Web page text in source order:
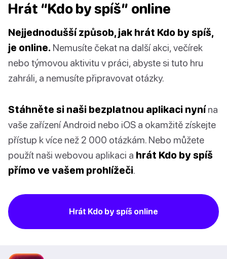
Hrát “Kdo by spíš” online
Nejjednodušší způsob, jak hrát Kdo by spíš,
je online. Nemusíte čekat na další akci, večírek
nebo týmovou aktivitu v práci, abyste si tuto hru
zahráli, a nemusíte připravovat otázky.
Stáhněte si naši bezplatnou aplikaci nynína
vaše zařízení Android nebo iOS a okamžitě získejte
přístup k více než 2 000 otázkám. Nebo můžete
použít naši webovou aplikaci a hrát Kdo by spíš
přímo ve vašem prohlížeči.
Hrát Kdo by spíš online